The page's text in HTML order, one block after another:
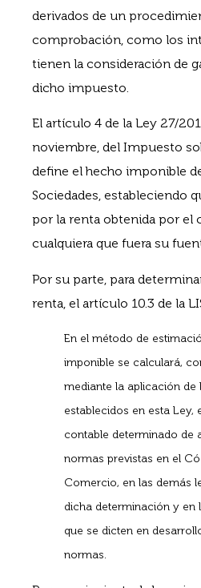
derivados de un
comprobación, como los
tienen la consideración de
dicho impuesto.
El artículo 4 de la Ley 27/
noviembre, del Impuesto
define el hecho imponible
Sociedades, estableciendo
por la renta obtenida por el
cualquiera que fuera su
Por su parte, para
renta, el artículo 10.3 de la
En el método de
imponible se calculará,
mediante la aplicación de
establecidos en esta Ley,
contable determinado de
normas previstas en el
Comercio, en las demás
dicha determinación y en
que se dicten en
normas.